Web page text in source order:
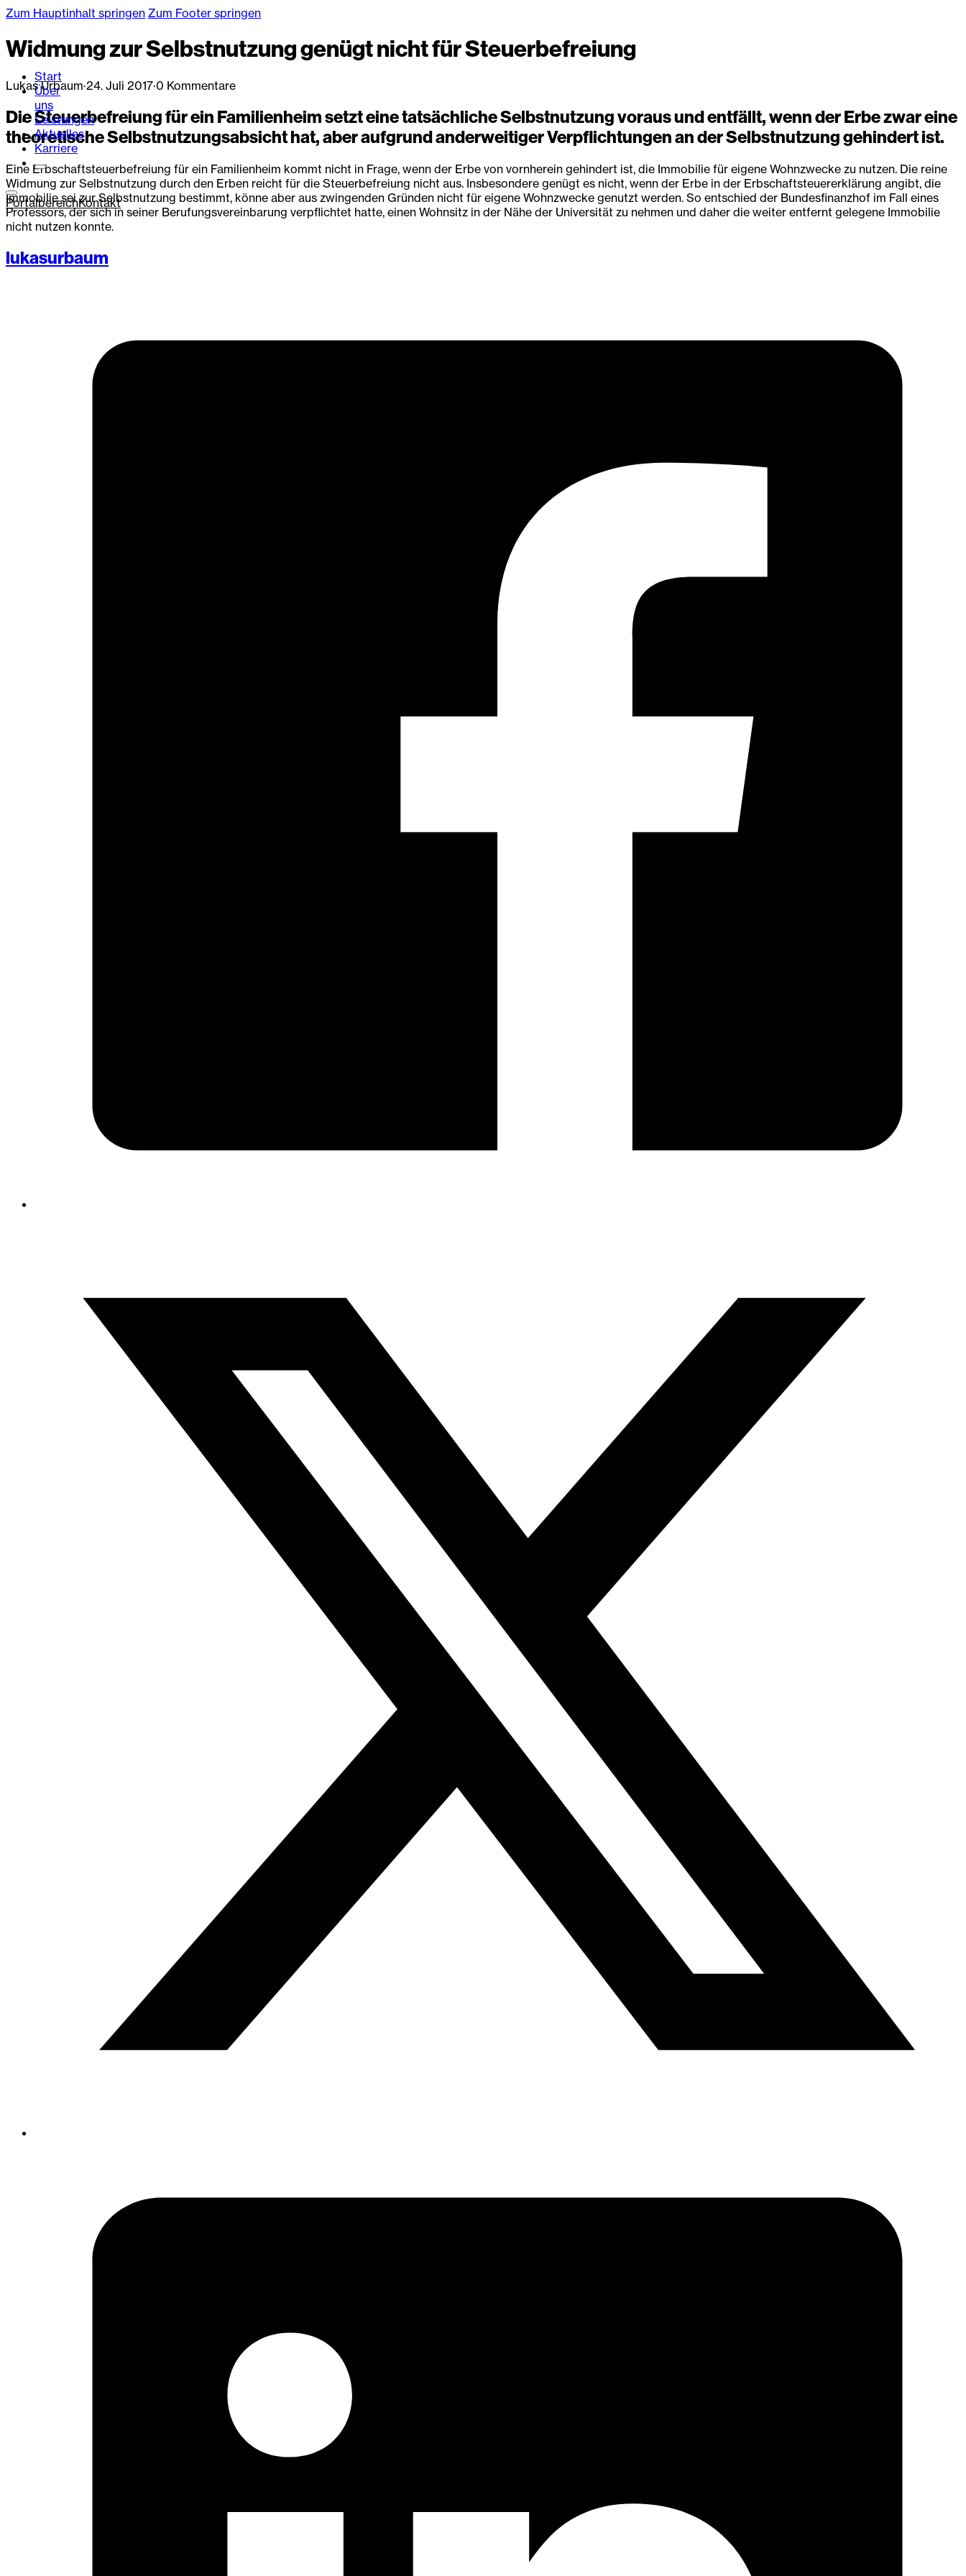
Zum Hauptinhalt springen Zum Footer springen
Start
Über
uns
Leistungen
Aktuelles
Karriere
PortalbereichKontakt
Widmung zur Selbstnutzung genügt nicht für Steuerbefreiung
Lukas Urbaum·24. Juli 2017·0 Kommentare
Die Steuerbefreiung für ein Familienheim setzt eine tatsächliche Selbstnutzung voraus und entfällt, wenn der Erbe zwar eine
theoretische Selbstnutzungsabsicht hat, aber aufgrund anderweitiger Verpflichtungen an der Selbstnutzung gehindert ist.
Eine Erbschaftsteuerbefreiung für ein Familienheim kommt nicht in Frage, wenn der Erbe von vornherein gehindert ist, die Immobilie für eigene Wohnzwecke zu nutzen. Die reine
Widmung zur Selbstnutzung durch den Erben reicht für die Steuerbefreiung nicht aus. Insbesondere genügt es nicht, wenn der Erbe in der Erbschaftsteuererklärung angibt, die
Immobilie sei zur Selbstnutzung bestimmt, könne aber aus zwingenden Gründen nicht für eigene Wohnzwecke genutzt werden. So entschied der Bundesfinanzhof im Fall eines
Professors, der sich in seiner Berufungsvereinbarung verpflichtet hatte, einen Wohnsitz in der Nähe der Universität zu nehmen und daher die weiter entfernt gelegene Immobilie
nicht nutzen konnte.
lukasurbaum